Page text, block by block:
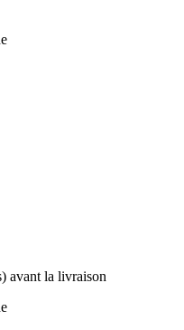
avant la livraison